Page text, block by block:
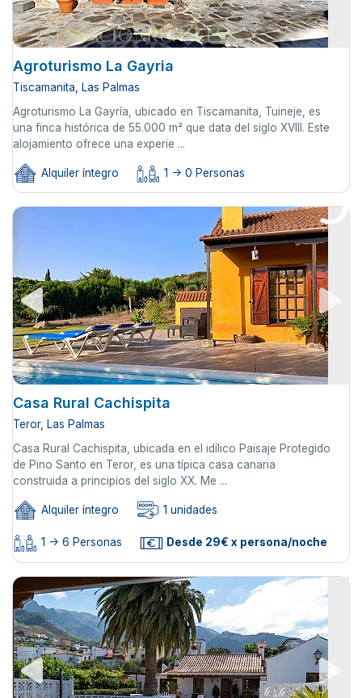
Agroturismo La Gayria
Tiscamanita, Las Palmas
Agroturismo La Gayría, ubicado en Tiscamanita, Tuineje, es
una finca histórica de 55.000 m² que data del siglo XVIII. Este
alojamiento ofrece una experie ...
Alquiler íntegro 1 -> 0 Personas
Casa Rural Cachispita
Teror, Las Palmas
Casa Rural Cachispita, ubicada en el idílico Paisaje Protegido
de Pino Santo en Teror, es una típica casa canaria
construida a principios del siglo XX. Me ...
Alquiler íntegro 1 unidades
1 -> 6 Personas Desde 29€ x persona/noche